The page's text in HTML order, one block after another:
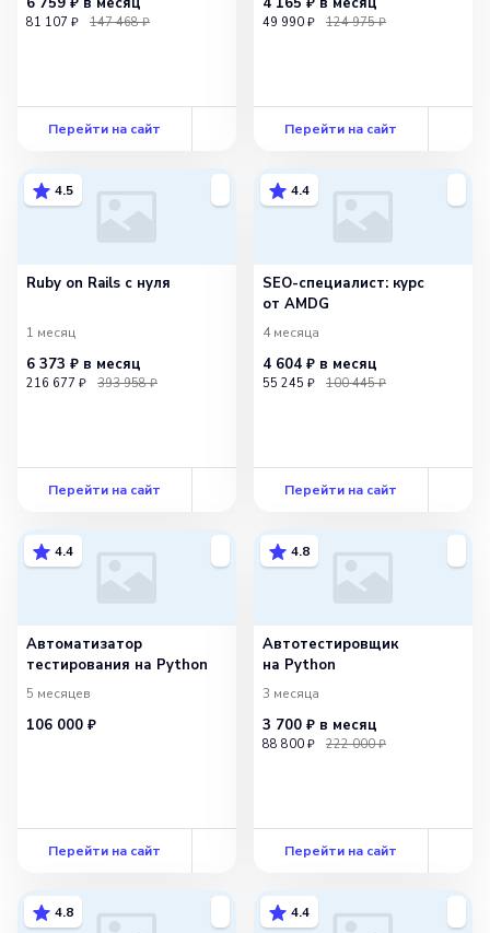
81 107 ₽ 147 468 ₽
Перейти на сайт
49 990 ₽ 124 975 ₽
Перейти на сайт
4.5
Ruby on Rails с нуля
1 месяц
6 373 ₽ в месяц
216 677 ₽ 393 958 ₽
Перейти на сайт
4.4
SEO-специалист: курс
от AMDG
4 месяца
4 604 ₽ в месяц
55 245 ₽ 100 445 ₽
Перейти на сайт
4.4
Автоматизатор
тестирования на Python
5 месяцев
106 000 ₽
Перейти на сайт
4.8
Автотестировщик
на Python
3 месяца
3 700 ₽ в месяц
88 800 ₽ 222 000 ₽
Перейти на сайт
4.8 4.4